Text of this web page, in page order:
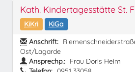
Kath. Kindertagesstätte St.
KiKri
KiGa
Anschrift:
Ost/Lagarde
Ansprechp.: Frau Doris Heim